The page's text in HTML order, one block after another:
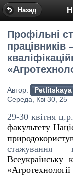
Назад
Профільні
працівників
Автор:
Petlitskaya
Середа, Кві 30, 25
29-30 квітня
факультету
стажування
Всеукраїнську
«Агротехнології